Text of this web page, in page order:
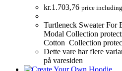
kr.1.703,76 price
Turtleneck Sweater For
Modal Collection
Cotton Collection
Dette vare har flere
på varesiden